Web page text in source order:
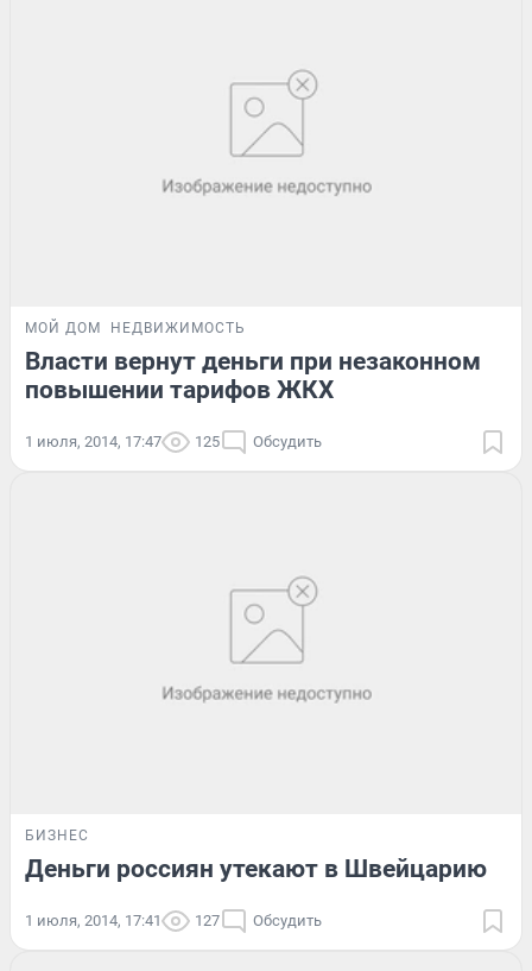
МОЙ ДОМ НЕДВИЖИМОСТЬ
Власти вернут деньги при незаконном
повышении тарифов ЖКХ
1 июля, 2014, 17:47 125 Обсудить
БИЗНЕС
Деньги россиян утекают в Швейцарию
1 июля, 2014, 17:41 127 Обсудить